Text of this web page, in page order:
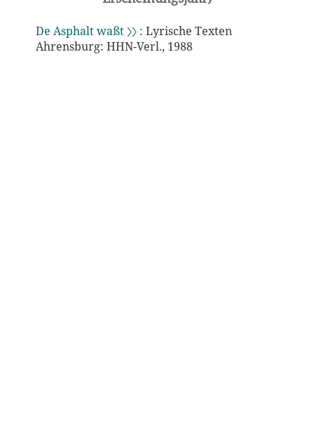
De Asphalt waßt 〉〉: Lyrische Texten
Ahrensburg: HHN-Verl., 1988